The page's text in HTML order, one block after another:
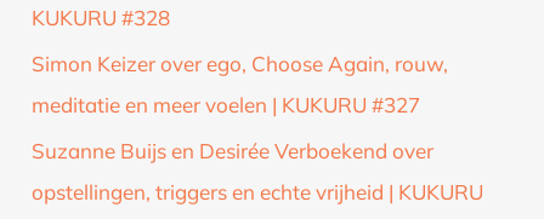
KUKURU #328
Simon Keizer over ego, Choose Again, rouw,
meditatie en meer voelen | KUKURU #327
Suzanne Buijs en Desirée Verboekend over
opstellingen, triggers en echte vrijheid | KUKURU